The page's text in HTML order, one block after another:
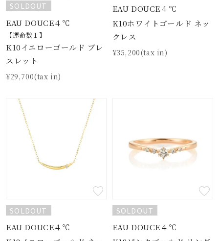
SOLDOUT
EAU DOUCE４℃
【運命数１】
K10イエローゴールド ブレ
スレット
¥29,700(tax in)
EAU DOUCE４℃
K10ホワイトゴールド ネッ
クレス
¥35,200(tax in)
SOLDOUT
EAU DOUCE４℃
SOLDOUT
EAU DOUCE４℃